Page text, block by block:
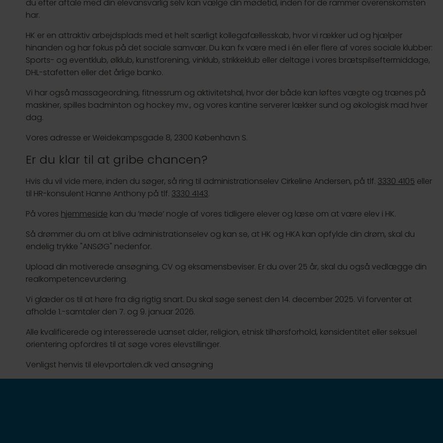
du efter aftale med din elevansvarlig selv kan vælge din mødetid, inden for de rammer overenskomsten
har.
HK er en attraktiv arbejdsplads med et helt særligt kollegafællesskab, hvor vi rækker ud og hjælper
hinanden og har fokus på det sociale samvær. Du kan fx være med i én eller flere af vores sociale klubber:
Sports- og eventklub, ølklub, kunstforening, vinklub, strikkeklub eller deltage i vores brætspilseftermiddage,
DHL-stafetten eller det årlige banko.
Vi har også massageordning, fitnessrum og aktivitetshal, hvor der både kan løftes vægte og trænes på
maskiner, spilles badminton og hockey mv., og vores kantine serverer lækker sund og økologisk mad hver
dag.
Vores adresse er Weidekampsgade 8, 2300 København S.
Er du klar til at gribe chancen?
Hvis du vil vide mere, inden du søger, så ring til administrationselev Cirkeline Andersen, på tlf. 3330 4105 eller
til HR-konsulent Hanne Anthony på tlf. 3330 4143.
På vores hjemmeside kan du ’møde’ nogle af vores tidligere elever og læse om at være elev i HK.
Så drømmer du om at blive administrationselev og kan se, at HK og HKA kan opfylde din drøm, skal du
endelig trykke "ANSØG" nedenfor.
Upload din motiverede ansøgning, CV og eksamensbeviser. Er du over 25 år, skal du også vedlægge din
realkompetencevurdering.
Vi glæder os til at høre fra dig rigtig snart. Du skal søge senest den 14. december 2025. Vi forventer at
afholde 1.-samtaler den 7. og 9. januar 2026.
Alle kvalificerede og interesserede uanset alder, religion, etnisk tilhørsforhold, kønsidentitet eller seksuel
orientering opfordres til at søge vores elevstillinger.
Venligst henvis til elevportalen.dk ved ansøgning